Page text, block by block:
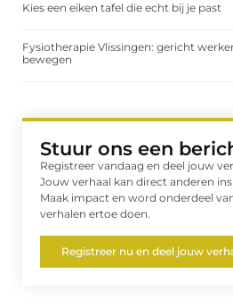
Kies een eiken tafel die echt bij je past
Fysiotherapie Vlissingen: gericht
bewegen
Stuur ons een
Registreer vandaag en deel jouw
Jouw verhaal kan direct anderen
Maak impact en word onderdeel
verhalen ertoe doen.
Registreer nu en deel jouw